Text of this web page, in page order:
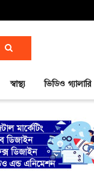
স্বাস্থ্য ভিডিও গ্যালারি